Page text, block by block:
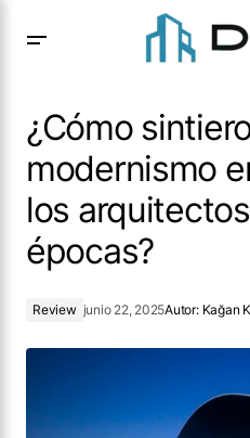
arquitectos de distintas
¿Cómo
modernismo
los
épocas?
Review junio 22, 2025Autor: Kağan